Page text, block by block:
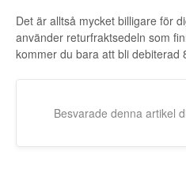
Det är alltså mycket billigare för
använder returfraktsedeln som
kommer du bara att bli debiterad
Besvarade denna artikel